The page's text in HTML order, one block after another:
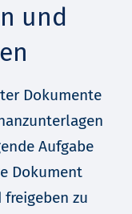
und
Dokumente
Aufgabe
Dokument
zu